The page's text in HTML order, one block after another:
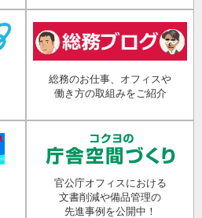
総務のお仕事、オフィスや
働き方の取組みをご紹介
官公庁オフィスにおける
文書削減や備品管理の
先進事例を公開中！